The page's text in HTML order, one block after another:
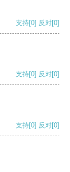
支持[0] 反对[0]
支持[0] 反对[0]
支持[0] 反对[0]